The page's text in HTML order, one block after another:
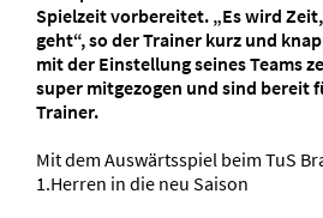
Spielzeit vorbereitet. „Es wird
geht“, so der Trainer kurz und
mit der Einstellung seines Teams
super mitgezogen und sind bereit
Trainer.
Mit dem Auswärtsspiel beim TuS
1.Herren in die neu Saison